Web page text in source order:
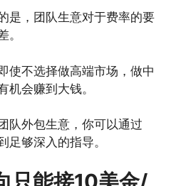
是，团队生意对于费率的要
。
使不选择做高端市场，做中
机会赚到大钱。
队外包生意，你可以通过
足够深入的指导。